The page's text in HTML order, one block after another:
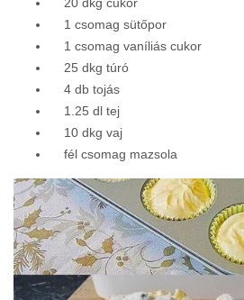
1 csomag sütőpor
1 csomag vaníliás cukor
25 dkg túró
4 db tojás
1.25 dl tej
10 dkg vaj
fél csomag mazsola